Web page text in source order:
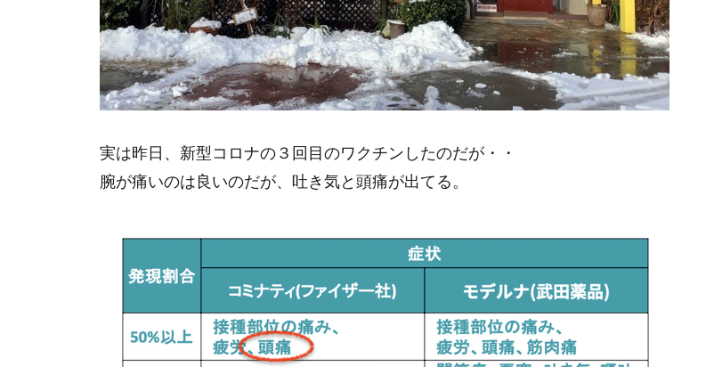
実は昨日、新型コロナの３回目のワクチンしたのだが・・
腕が痛いのは良いのだが、吐き気と頭痛が出てる。